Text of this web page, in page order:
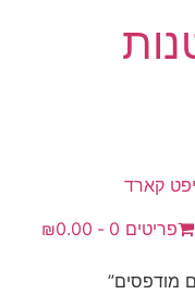
קארד
פריטים 0 ₪0.00
מודפסים”